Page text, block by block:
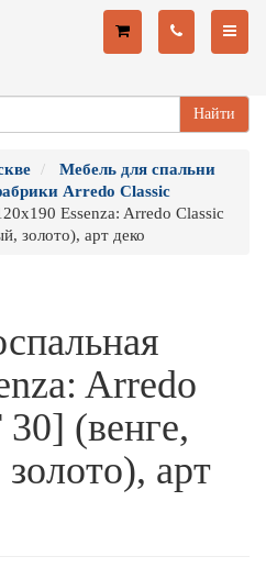
Найти
Мебель для спальни
Arredo Classic
Essenza: Arredo Classic
золото), арт деко
Arredo
(венге,
арт